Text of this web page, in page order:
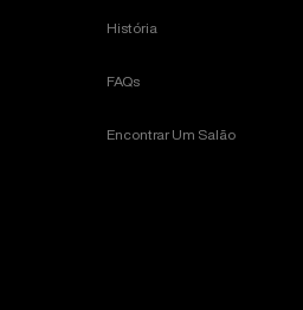
História
FAQs
Encontrar Um Salão